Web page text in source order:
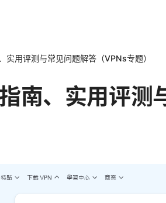
实用评测与常见问题解答（VPNs专题）
南、实用评测